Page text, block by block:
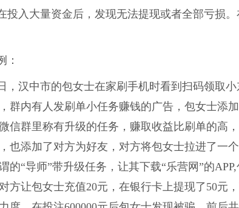
投入大量资金后，发现无法提现或者全部亏损
：
，汉中市的包女士在家刷手机时看到扫码领取
群内有人发刷单小任务赚钱的广告，包女士添
信群里称有升级的任务，赚取收益比刷单的高
也添加了对方为好友，对方将包女士拉进了一
的“导师”带升级任务，让其下载“乐营网”的
方让包女士充值20元，在银行卡上提现了50元